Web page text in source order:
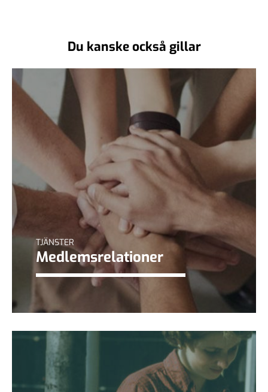
Du kanske också gillar
TJÄNSTER
Medlemsrelationer